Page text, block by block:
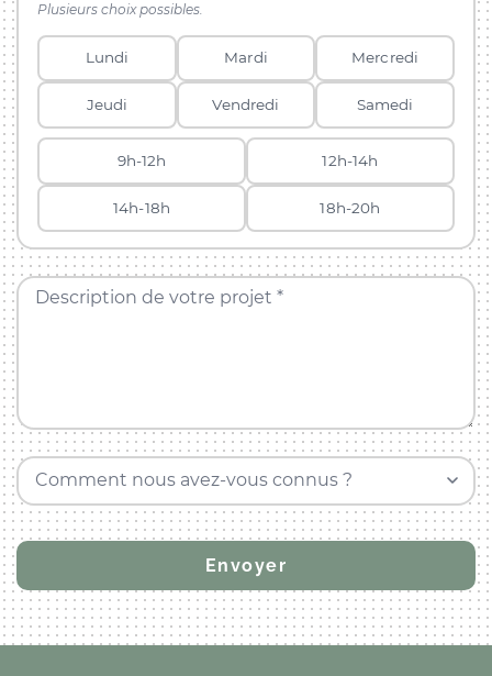
Plusieurs choix possibles.
Lundi Mardi Mercredi
Jeudi Vendredi Samedi
9h-12h 12h-14h
14h-18h 18h-20h
Description de votre projet *
Comment nous avez-vous connus ?